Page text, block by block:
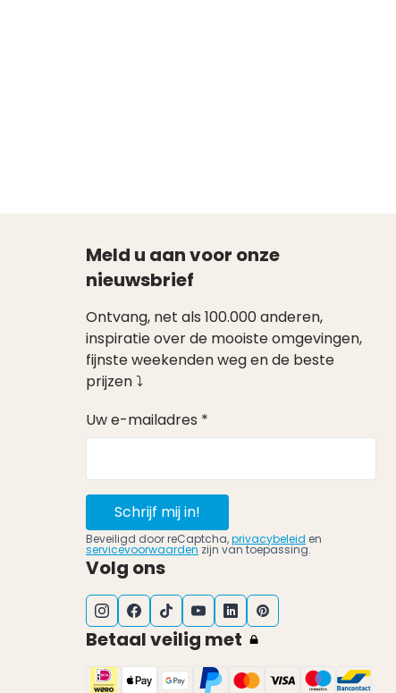
Meld u aan voor onze
nieuwsbrief
Ontvang, net als 100.000 anderen,
inspiratie over de mooiste omgevingen,
fijnste weekenden weg en de beste
prijzen ⤵
Uw e-mailadres *
Schrijf mij in!
Beveiligd door reCaptcha,privacybeleid en
servicevoorwaarden zijn van toepassing.
Volg ons
Betaal veilig met